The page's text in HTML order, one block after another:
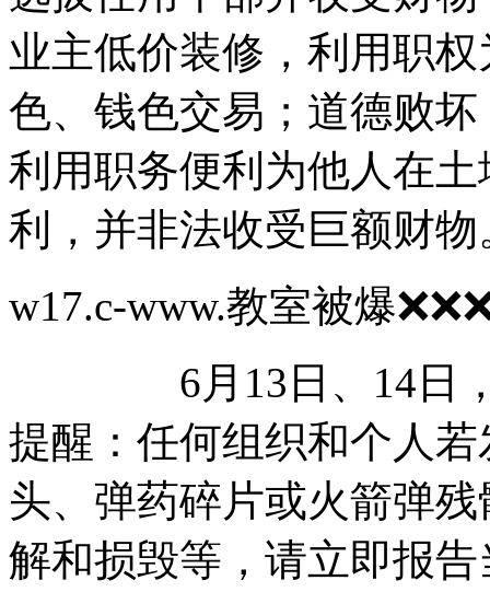
业主低价装修，利用职
色、钱色交易；道德败
利用职务便利为他人在
利，并非法收受巨额财物
w17.c-www.教室被爆
6月13日、14日，河
提醒：任何组织和个人
头、弹药碎片或火箭弹
解和损毁等，请立即报